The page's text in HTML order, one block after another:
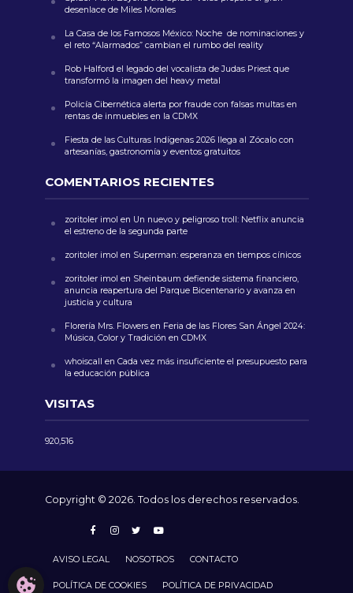
desenlace de Miles Morales
La Casa de los Famosos México: Noche de nominaciones y
el reto “Alarmados” cambian el rumbo del reality
Rob Halford el legado del vocalista de Judas Priest que
transformó la imagen del heavy metal
Policía Cibernética alerta por fraude con falsas multas en
rentas de inmuebles en la CDMX
Fiesta de las Culturas Indígenas 2026 llega al Zócalo con
artesanías, gastronomía y eventos gratuitos
COMENTARIOS RECIENTES
zoritoler imol en Un nuevo y peligroso troll: Netflix anuncia
el estreno de la segunda parte
zoritoler imol en Superman: esperanza en tiempos cínicos
zoritoler imol en Sheinbaum defiende sistema financiero,
anuncia reapertura del Parque Bicentenario y avanza en
justicia y cultura
Florería Mrs. Flowersen Feria de las Flores San Ángel 2024:
Música, Color y Tradición en CDMX
whoiscall en Cada vez más insuficiente el presupuesto para
la educación pública
VISITAS
920,516
Copyright © 2026. Todos los derechos reservados.
AVISO LEGAL NOSOTROS CONTACTO
POLÍTICA DE COOKIES POLÍTICA DE PRIVACIDAD
CONFIGURACIÓN DE COOKIES